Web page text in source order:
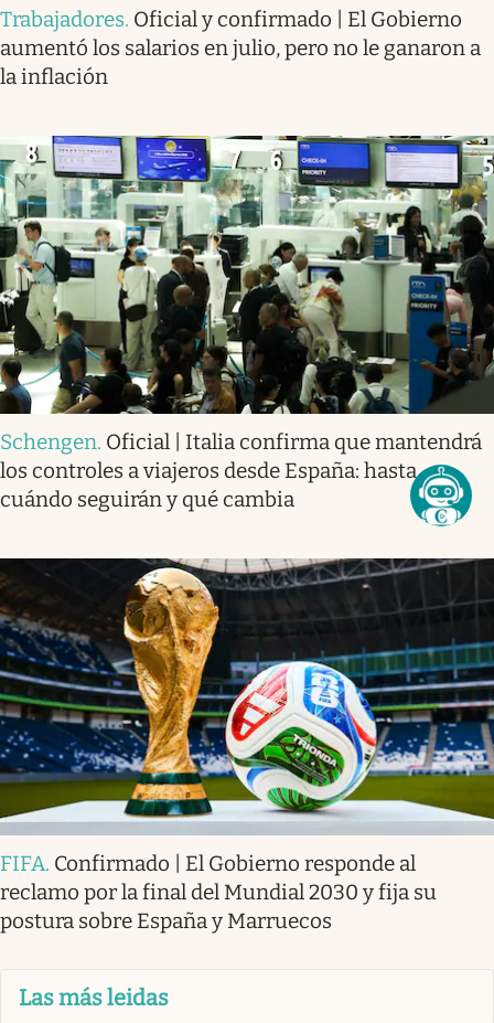
Trabajadores. Oficial y confirmado | El Gobierno
aumentó los salarios en julio, pero no le ganaron a
la inflación
Schengen. Oficial | Italia confirma que mantendrá
los controles a viajeros desde España: hasta
cuándo seguirán y qué cambia
FIFA. Confirmado | El Gobierno responde al
reclamo por la final del Mundial 2030 y fija su
postura sobre España y Marruecos
Las más leidas